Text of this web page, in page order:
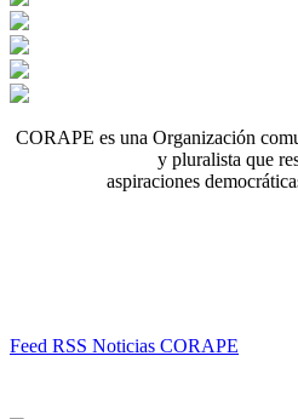
CORAPE es una Organización
y pluralista que
aspiraciones
Feed RSS Noticias CORAPE